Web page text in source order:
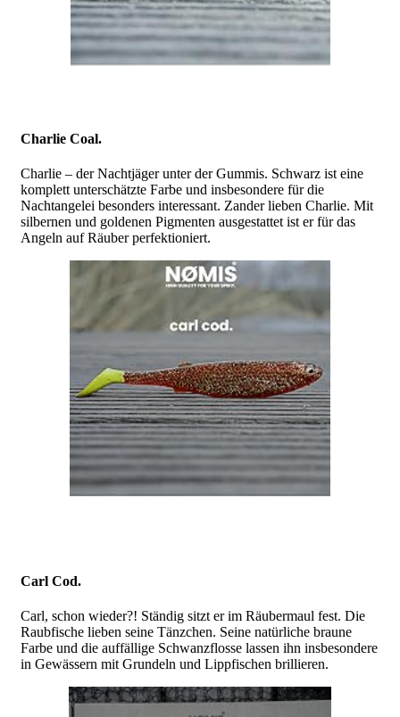
Charlie Coal.
Charlie – der Nachtjäger unter der Gummis. Schwarz ist eine
komplett unterschätzte Farbe und insbesondere für die
Nachtangelei besonders interessant. Zander lieben Charlie. Mit
silbernen und goldenen Pigmenten ausgestattet ist er für das
Angeln auf Räuber perfektioniert.
Carl Cod.
Carl, schon wieder?! Ständig sitzt er im Räubermaul fest. Die
Raubfische lieben seine Tänzchen. Seine natürliche braune
Farbe und die auffällige Schwanzflosse lassen ihn insbesondere
in Gewässern mit Grundeln und Lippfischen brillieren.